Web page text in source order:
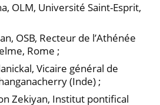
OLM, Université Saint-Esprit,
OSB, Recteur de l’Athénée
Rome ;
Vicaire général de
(Inde) ;
Zekiyan, Institut pontifical